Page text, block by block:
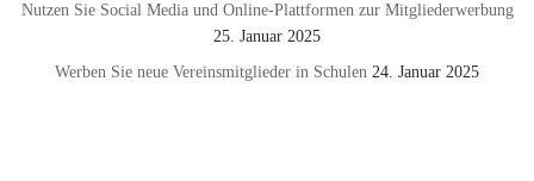
Nutzen Sie Social Media und Online-Plattformen zur Mitgliederwerbung
25. Januar 2025
Werben Sie neue Vereinsmitglieder in Schulen 24. Januar 2025